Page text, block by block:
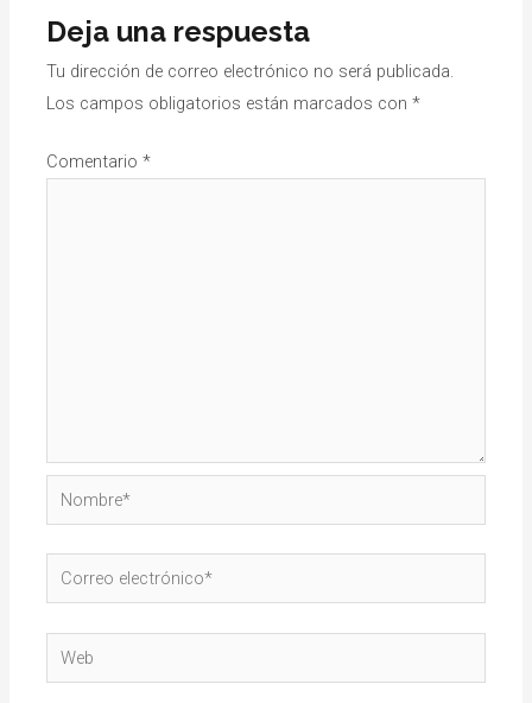
Deja una respuesta
Tu dirección de correo electrónico no será publicada.
Los campos obligatorios están marcados con*
Comentario*